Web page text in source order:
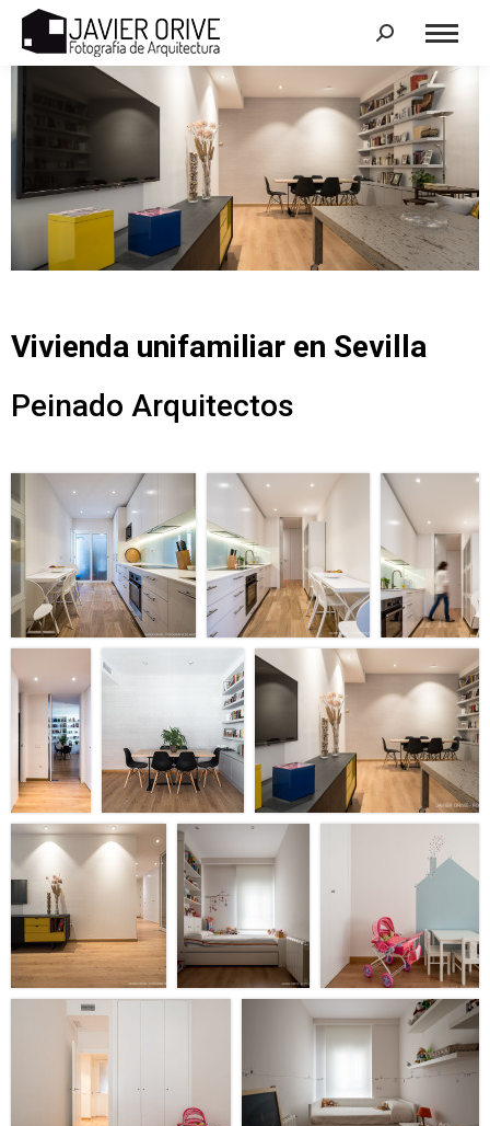
Search:
Vivienda unifamiliar en Sevilla
Peinado Arquitectos